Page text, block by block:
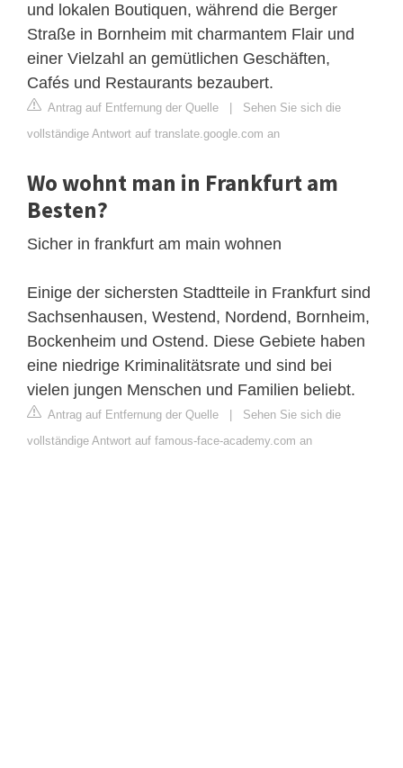
und lokalen Boutiquen, während die Berger
Straße in Bornheim mit charmantem Flair und
einer Vielzahl an gemütlichen Geschäften,
Cafés und Restaurants bezaubert.
Antrag auf Entfernung der Quelle
Sehen Sie sich die
vollständige Antwort auf translate.google.com an
Wo wohnt man in Frankfurt am
Besten?
Sicher in frankfurt am main wohnen
Einige der sichersten Stadtteile in Frankfurt sind
Sachsenhausen, Westend, Nordend, Bornheim,
Bockenheim und Ostend. Diese Gebiete haben
eine niedrige Kriminalitätsrate und sind bei
vielen jungen Menschen und Familien beliebt.
Antrag auf Entfernung der Quelle
Sehen Sie sich die
vollständige Antwort auf famous-face-academy.com an